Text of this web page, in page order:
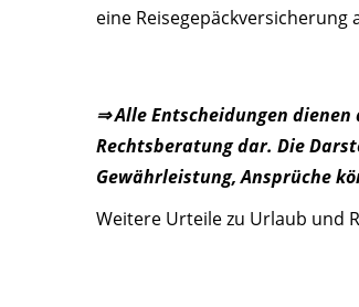
eine Reisegepäckversicherung
⇒ Alle Entscheidungen
Rechtsberatung dar. Die
Gewährleistung, Ansprüche
Weitere Urteile zu Urlaub und